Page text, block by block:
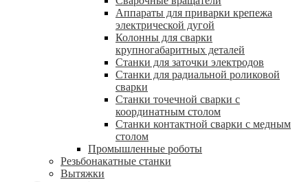
Аппараты для приварки крепежа
электрической дугой
Колонны для сварки
крупногабаритных деталей
Станки для заточки электродов
Станки для радиальной роликовой
сварки
Станки точечной сварки с
координатным столом
Станки контактной сварки с медным
столом
Промышленные роботы
Резьбонакатные станки
Вытяжки